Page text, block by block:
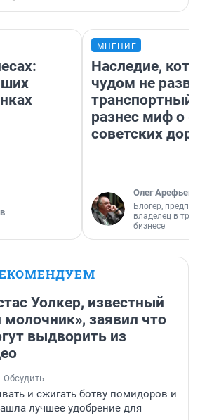
МНЕНИЕ
Наследие,
чудом не
транспортный
разнес миф о
советских
Олег Арефьев
Блогер,
владелец в
бизнесе
Уолкер, известный
молочник», заявил что
выдворить из
Обсудить
и сжигать ботву помидоров и
лучшее удобрение для